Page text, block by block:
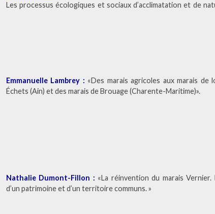
Les processus écologiques et sociaux d’acclimatation et de
Emmanuelle Lambrey : «Des marais agricoles aux marais de
Échets (Ain) et des marais de Brouage (Charente-Maritime)».
Nathalie Dumont-Fillon : «La réinvention du marais
d’un patrimoine et d’un territoire communs. »